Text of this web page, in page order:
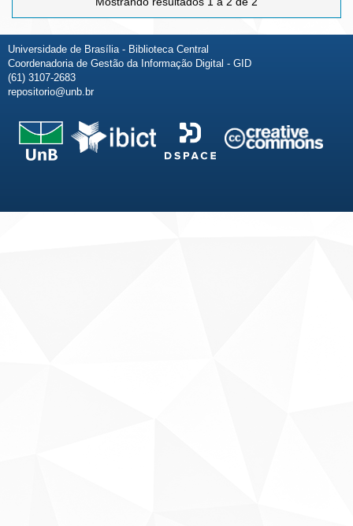
Universidade de Brasília - Biblioteca Central
Coordenadoria de Gestão da Informação Digital - GID
(61) 3107-2683
repositorio@unb.br